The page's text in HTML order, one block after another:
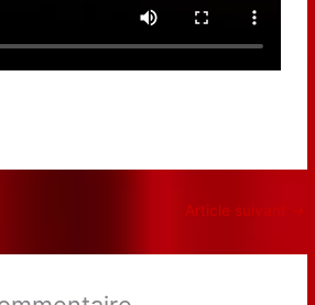
Article suivant